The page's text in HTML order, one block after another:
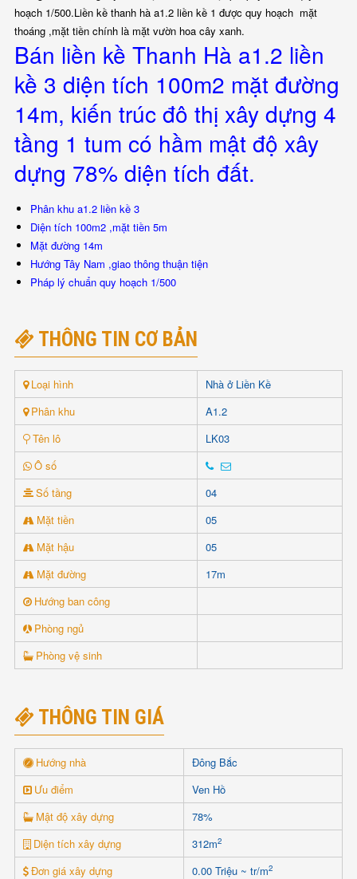
hoạch 1/500.Liền kề thanh hà a1.2 liền kề 1 được quy hoạch mặt
thoáng ,mặt tiền chính là mặt vườn hoa cây xanh.
Bán liền kề Thanh Hà a1.2 liền
kề 3 diện tích 100m2 mặt đường
14m, kiến trúc đô thị xây dựng 4
tầng 1 tum có hầm mật độ xây
dựng 78% diện tích đất.
Phân khu a1.2 liền kề 3
Diện tích 100m2 ,mặt tiền 5m
Mặt đường 14m
Hướng Tây Nam ,giao thông thuận tiện
Pháp lý chuẩn quy hoạch 1/500
THÔNG TIN CƠ BẢN
Loại hình
Nhà ở Liền Kề
Phân khu
A1.2
Tên lô
LK03
Ô số
Số tầng
04
Mặt tiền
05
Mặt hậu
05
Mặt đường
17m
Hướng ban công
Phòng ngủ
Phòng vệ sinh
THÔNG TIN GIÁ
Hướng nhà
Đông Bắc
Ưu điểm
Ven Hồ
Mật độ xây dựng
78%
Diện tích xây dựng
312m2
Đơn giá xây dựng 0.00 Triệu ~ tr/m2